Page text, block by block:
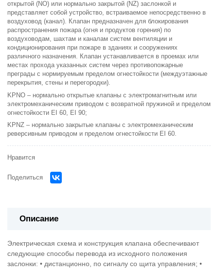
открытой (NO) или нормально закрытой (NZ) заслонкой и
представляет собой устройство, встраиваемое непосредственно в
воздуховод (канал). Клапан предназначен для блокирования
распространения пожара (огня и продуктов горения) по
воздуховодам, шахтам и каналам систем вентиляции и
кондиционирования при пожаре в зданиях и сооружениях
различного назначения. Клапан устанавливается в проемах или
местах прохода указанных систем через противопожарные
преграды с нормируемым пределом огнестойкости (междуэтажные
перекрытия, стены и перегородки).
KPNO – нормально открытые клапаны с электромагнитным или
электромеханическим приводом с возвратной пружиной и пределом
огнестойкости EI 60, EI 90;
KPNZ – нормально закрытые клапаны с электромеханическим
реверсивным приводом и пределом огнестойкости EI 60.
Нравится
Поделиться
Описание
Электрическая схема и конструкция клапана обеспечивают
следующие способы перевода из исходного положения
заслонки: • дистанционно, по сигналу со щита управления; •